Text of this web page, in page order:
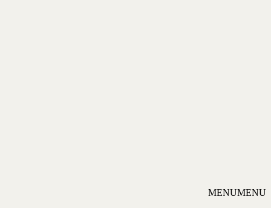
MENUMENU